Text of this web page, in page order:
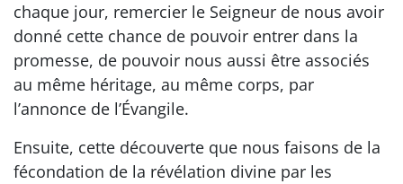
chaque jour, remercier le Seigneur de nous avoir
donné cette chance de pouvoir entrer dans la
promesse, de pouvoir nous aussi être associés
au même héritage, au même corps, par
l’annonce de l’Évangile.
Ensuite, cette découverte que nous faisons de la
fécondation de la révélation divine par les